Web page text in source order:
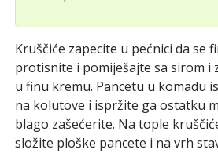
Kruščiće zapecite u pećnici da se
protisnite i pomiješajte sa sirom i
u finu kremu. Pancetu u komadu
na kolutove i ispržite ga ostatku
blago zašećerite. Na tople
složite ploške pancete i na vrh